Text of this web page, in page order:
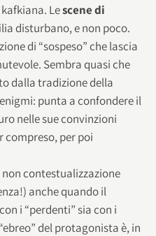
Lescene di
disturbano, e non poco.
di “sospeso” che lascia
Sembra quasi che
dalla tradizione della
punta a confondere il
nelle sue convinzioni
compreso, per poi
contestualizzazione
anche quando il
i “perdenti” sia con i
del protagonista è, in